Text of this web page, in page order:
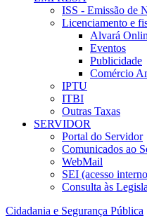
ISS - Emissão de
Licenciamento e
Alvará
Eventos
Publicidade
Comércio
IPTU
ITBI
Outras Taxas
SERVIDOR
Portal do Servidor
Comunicados ao
WebMail
SEI (acesso
Consulta às
Cidadania e Segurança Pública